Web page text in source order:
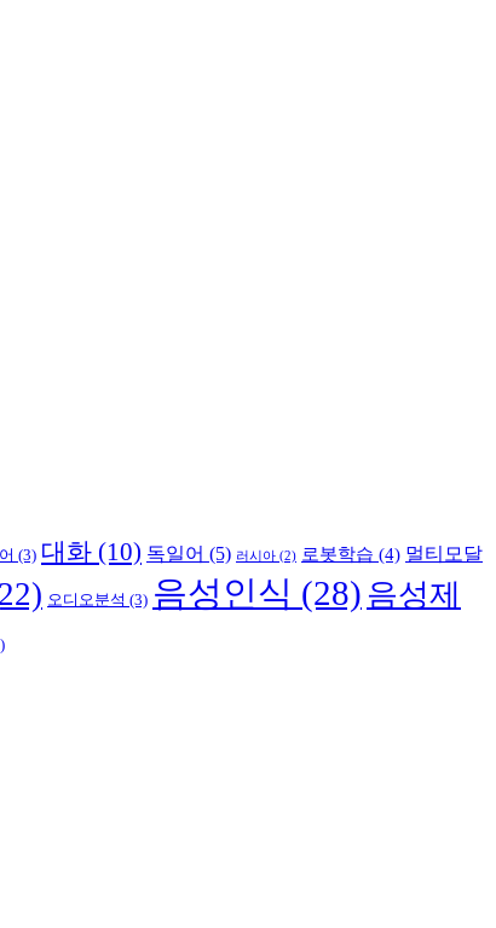
(3) 대화 (10) 독일어 (5) 러시아 (2) 로봇학습 (4) 멀티모달
오디오분석 (3) 음성인식 (28) 음성제